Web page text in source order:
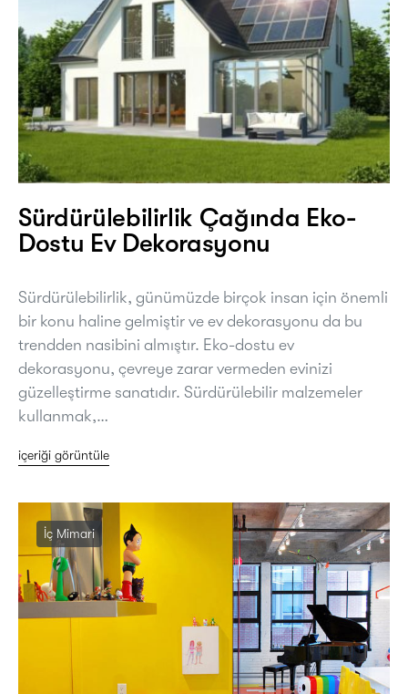
Sürdürülebilirlik Çağında Eko-
Dostu Ev Dekorasyonu
Sürdürülebilirlik, günümüzde birçok insan için önemli
bir konu haline gelmiştir ve ev dekorasyonu da bu
trendden nasibini almıştır. Eko-dostu ev
dekorasyonu, çevreye zarar vermeden evinizi
güzelleştirme sanatıdır. Sürdürülebilir malzemeler
kullanmak,…
içeriği görüntüle
İç Mimari